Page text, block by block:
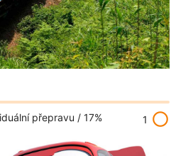
přepravu / 17% 1 radio_button_unchecked